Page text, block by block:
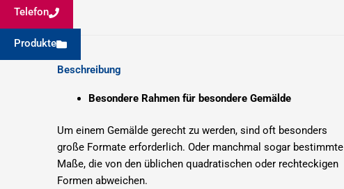
Beschreibung
Besondere Rahmen für besondere Gemälde
Um einem Gemälde gerecht zu werden, sind oft besonders
große Formate erforderlich. Oder manchmal sogar bestimmte
Maße, die von den üblichen quadratischen oder rechteckigen
Formen abweichen.
Telefon
Produkte